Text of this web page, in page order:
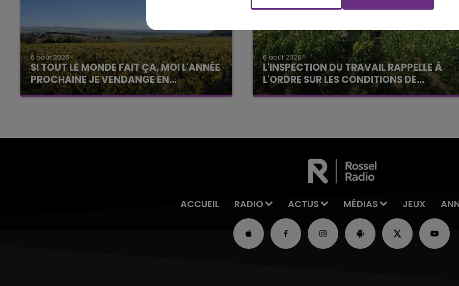
6 août 2026
SI TOUT LE MONDE FAIT ÇA, MOI L'ANNÉE
PROCHAINE JE VENDANGE EN...
La vendange en Champagne a débuté ce jeudi
6 août 2026
L'INSPECTION DU TRAVAIL RAPPELLE À
L'ORDRE SUR LES CONDITIONS DE...
Alors que les dates de début des vendange
ACCUEIL RADIO ACTUS MÉDIAS JEUX